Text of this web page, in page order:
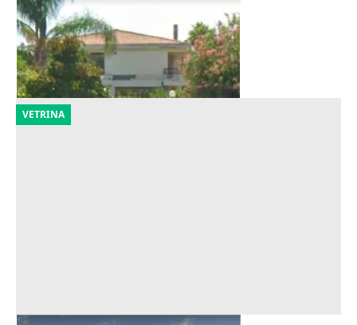
Rometta (Messina)
Offerta minima
263.250 €
23/10/2026
VETRINA